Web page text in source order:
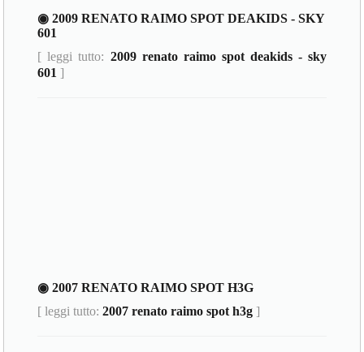
◉ 2009 RENATO RAIMO SPOT DEAKIDS - SKY
601
[ leggi tutto: 2009 renato raimo spot deakids - sky
601 ]
◉ 2007 RENATO RAIMO SPOT H3G
[ leggi tutto:2007 renato raimo spot h3g ]